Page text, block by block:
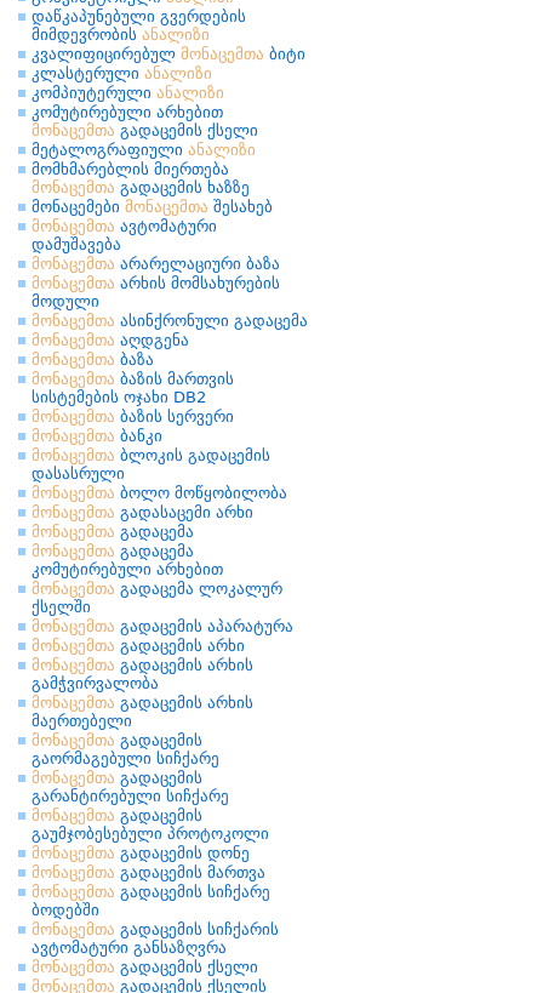
დაწკაპუნებული გვერდების
მიმდევრობის ანალიზი
კვალიფიცირებულ მონაცემთა ბიტი
კლასტერული ანალიზი
კომპიუტერული ანალიზი
კომუტირებული არხებით
მონაცემთა გადაცემის ქსელი
მეტალოგრაფიული ანალიზი
მომხმარებლის მიერთება
მონაცემთა გადაცემის ხაზზე
მონაცემები მონაცემთა შესახებ
მონაცემთა ავტომატური
დამუშავება
მონაცემთა არარელაციური ბაზა
მონაცემთა არხის მომსახურების
მოდული
მონაცემთა ასინქრონული გადაცემა
მონაცემთა აღდგენა
მონაცემთა ბაზა
მონაცემთა ბაზის მართვის
სისტემების ოჯახი DB2
მონაცემთა ბაზის სერვერი
მონაცემთა ბანკი
მონაცემთა ბლოკის გადაცემის
დასასრული
მონაცემთა ბოლო მოწყობილობა
მონაცემთა გადასაცემი არხი
მონაცემთა გადაცემა
მონაცემთა გადაცემა
კომუტირებული არხებით
მონაცემთა გადაცემა ლოკალურ
ქსელში
მონაცემთა გადაცემის აპარატურა
მონაცემთა გადაცემის არხი
მონაცემთა გადაცემის არხის
გამჭვირვალობა
მონაცემთა გადაცემის არხის
მაერთებელი
მონაცემთა გადაცემის
გაორმაგებული სიჩქარე
მონაცემთა გადაცემის
გარანტირებული სიჩქარე
მონაცემთა გადაცემის
გაუმჯობესებული პროტოკოლი
მონაცემთა გადაცემის დონე
მონაცემთა გადაცემის მართვა
მონაცემთა გადაცემის სიჩქარე
ბოდებში
მონაცემთა გადაცემის სიჩქარის
ავტომატური განსაზღვრა
მონაცემთა გადაცემის ქსელი
მონაცემთა გადაცემის ქსელის